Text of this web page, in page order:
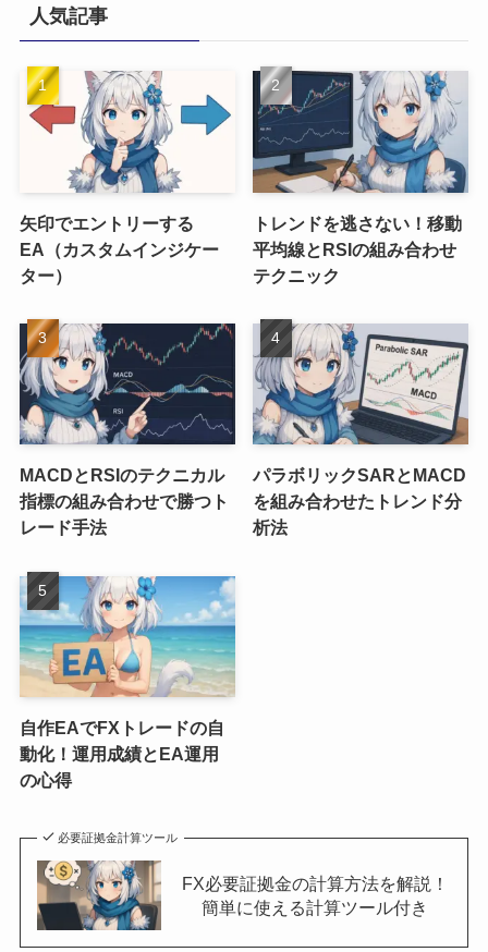
人気記事
矢印でエントリーする
EA（カスタムインジケー
ター）
トレンドを逃さない！移動
平均線とRSIの組み合わせ
テクニック
MACDとRSIのテクニカル
指標の組み合わせで勝つト
レード手法
パラボリックSARとMACD
を組み合わせたトレンド分
析法
自作EAでFXトレードの自
動化！運用成績とEA運用
の心得
必要証拠金計算ツール
FX必要証拠金の計算方法を解説！
簡単に使える計算ツール付き